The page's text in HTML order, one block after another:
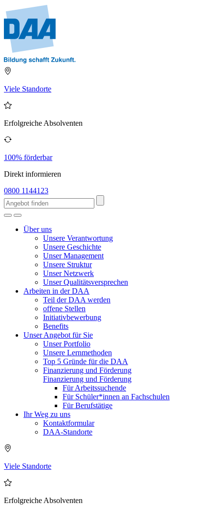
Viele Standorte
Erfolgreiche Absolventen
100% förderbar
Direkt informieren
0800 1144123
Über uns
Unsere Verantwortung
Unsere Geschichte
Unser Management
Unsere Struktur
Unser Netzwerk
Unser Qualitätsversprechen
Arbeiten in der DAA
Teil der DAA werden
offene Stellen
Initiativbewerbung
Benefits
Unser Angebot für Sie
Unser Portfolio
Unsere Lernmethoden
Top 5 Gründe für die DAA
Finanzierung und Förderung
Finanzierung und Förderung
Für Arbeitssuchende
Für Schüler*innen an Fachschulen
Für Berufstätige
Ihr Weg zu uns
Kontaktformular
DAA-Standorte
Viele Standorte
Erfolgreiche Absolventen